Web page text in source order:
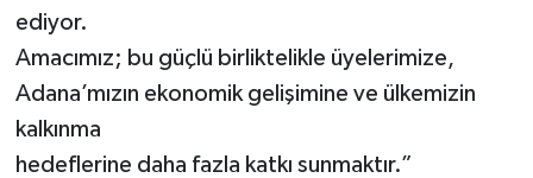
ediyor.
Amacımız; bu güçlü birliktelikle üyelerimize,
Adana’mızın ekonomik gelişimine ve ülkemizin
kalkınma
hedeflerine daha fazla katkı sunmaktır.”